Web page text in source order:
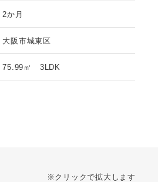
2か月
大阪市城東区
75.99㎡ 3LDK
※クリックで拡大します